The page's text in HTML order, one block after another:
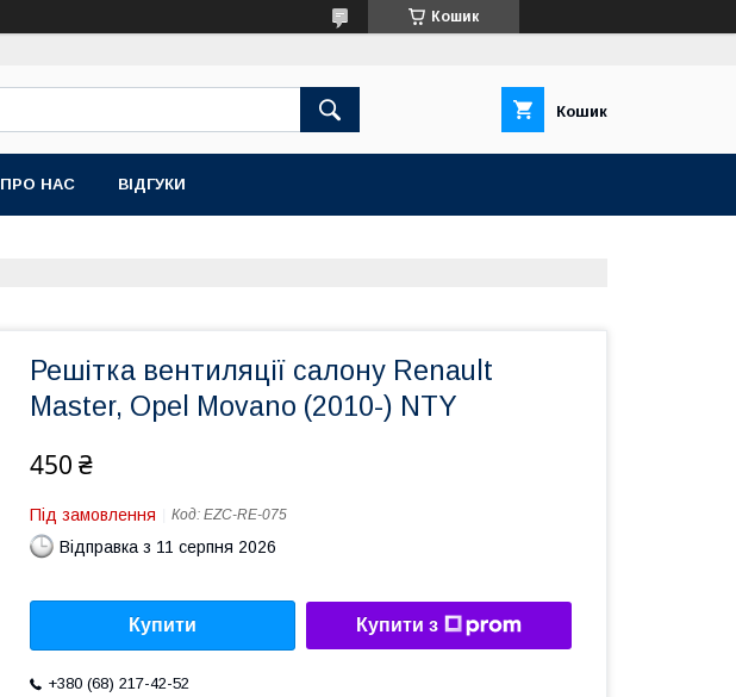
Кошик
Кошик
ПРО НАС ВІДГУКИ
Решітка вентиляції салону Renault
Master, Opel Movano (2010-) NTY
450 ₴
Під замовлення Код: EZC-RE-075
Відправка з 11 серпня 2026
Купити Купити з
+380 (68) 217-42-52